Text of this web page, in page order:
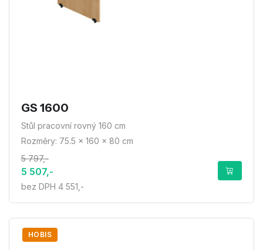
GS 1600
Stůl pracovní rovný 160 cm
Rozměry: 75.5 × 160 × 80 cm
5 797,-
5 507,-
bez DPH 4 551,-
HOBIS